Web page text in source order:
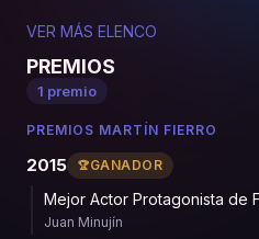
VER MÁS ELENCO
PREMIOS
1 premio
PREMIOS MARTÍN FIERRO
2015 GANADOR
Mejor Actor Protagonista de
Juan Minujín